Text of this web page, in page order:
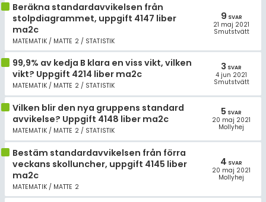
Beräkna standardavvikelsen från
stolpdiagrammet, uppgift 4147 liber
ma2c
MATEMATIK / MATTE 2 / STATISTIK
9 SVAR
21 maj 2021
Smutstvätt
99,9% av kedja B klara en viss vikt, vilken
vikt? Uppgift 4214 liber ma2c
MATEMATIK / MATTE 2 / STATISTIK
3 SVAR
4 jun 2021
Smutstvätt
Vilken blir den nya gruppens standard
avvikelse? Uppgift 4148 liber ma2c
MATEMATIK / MATTE 2 / STATISTIK
5 SVAR
20 maj 2021
Mollyhej
Bestäm standardavvikelsen från förra
veckans skolluncher, uppgift 4145 liber
ma2c
MATEMATIK / MATTE 2
4 SVAR
20 maj 2021
Mollyhej